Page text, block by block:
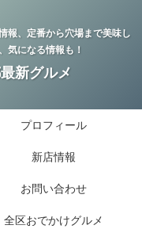
報、定番から穴場まで美味し
気になる情報も！
新グルメ
プロフィール
新店情報
お問い合わせ
全区おでかけグルメ